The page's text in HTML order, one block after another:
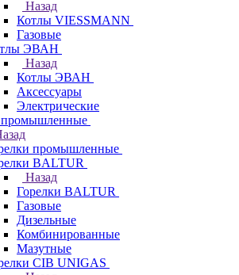
Назад
Котлы VIESSMANN
Газовые
ЭВАН
Назад
Котлы ЭВАН
Аксессуары
Электрические
промышленные
промышленные
BALTUR
Назад
Горелки BALTUR
Газовые
Дизельные
Комбинированные
Мазутные
CIB UNIGAS